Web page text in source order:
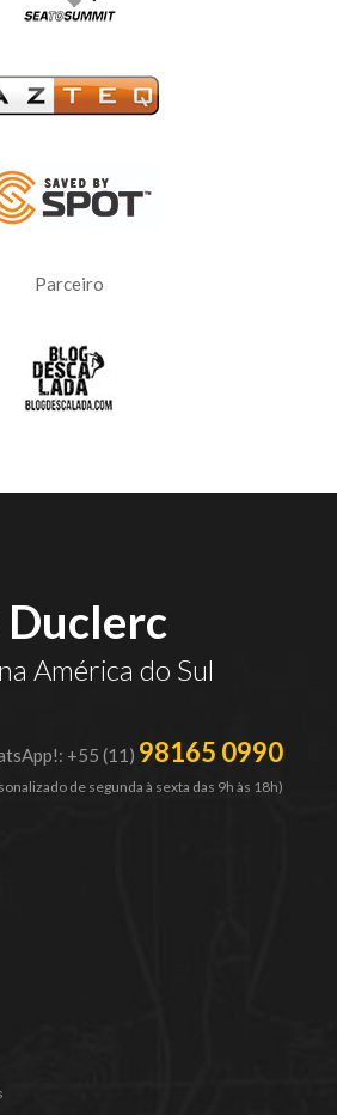
Parceiro
América do Sul
+55 (11) 98165 0990
de segunda à sexta das 9h às 18h)